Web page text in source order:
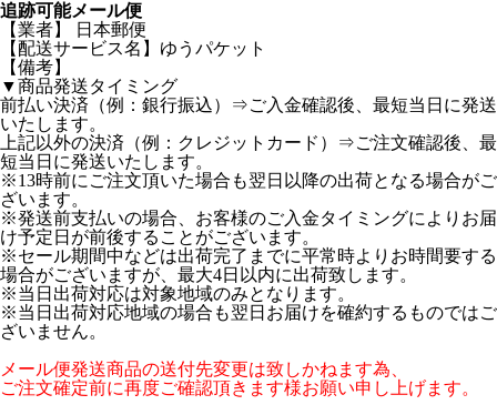
追跡可能メール便
【業者】 日本郵便
【配送サービス名】ゆうパケット
【備考】
▼商品発送タイミング
前払い決済（例：銀行振込）⇒ご入金確認後、最短当日に発送
いたします。
上記以外の決済（例：クレジットカード）⇒ご注文確認後、最
短当日に発送いたします。
※13時前にご注文頂いた場合も翌日以降の出荷となる場合がご
ざいます。
※発送前支払いの場合、お客様のご入金タイミングによりお届
け予定日が前後することがございます。
※セール期間中などは出荷完了までに平常時よりお時間要する
場合がございますが、最大4日以内に出荷致します。
※当日出荷対応は対象地域のみとなります。
※当日出荷対応地域の場合も翌日お届けを確約するものではご
ざいません。
メール便発送商品の送付先変更は致しかねます為、
ご注文確定前に再度ご確認頂きます様お願い申し上げます。